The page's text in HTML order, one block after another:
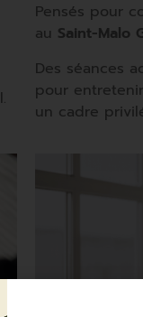
Pensés pour
au Saint-Malo
Des séances
pour
un cadre